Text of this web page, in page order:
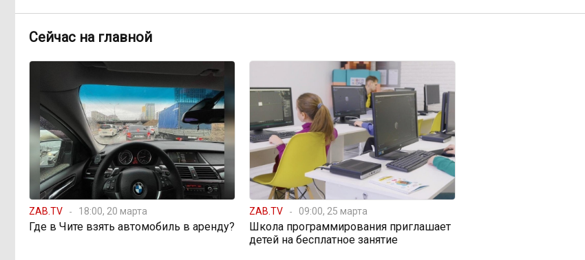
08:15, Вчера Депутат Госдумы
объяснил «неполноценность»
женщин библейским сюжетом
08:10, Вчера Прокуратура начала
проверку из-за раскопок ТГК-14
19:02, 5 августа Когда ждать денег?
Забайкалье — в списке регионов,
где бюджетники могут остаться без
выплат
17:30, 5 августа «Их масштаб может
превысить весь наш опыт»: Осипов
Сейчас на главной
ZAB.TV 18:00, 20 марта
Где в Чите взять автомобиль в аренду?
ZAB.TV 09:00, 25 марта
Школа программирования приглашает
детей на бесплатное занятие